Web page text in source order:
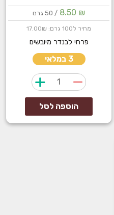
8.50 ₪ / 50 גרם
מחיר ל100 גרם: 17.00₪
פרחי לבנדר מיובשים
3 במלאי
כמות
של
פרחי
לבנדר
מיובשים
הוספה לסל